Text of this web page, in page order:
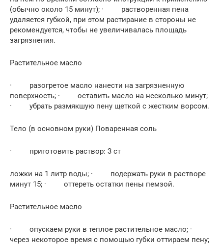
(обычно около 15 минут); · растворенная пена
удаляется губкой, при этом растирание в стороны не
рекомендуется, чтобы не увеличивалась площадь
загрязнения.
Растительное масло
· разогретое масло нанести на загрязненную
поверхность; · оставить масло на несколько минут;
· убрать размякшую пену щеткой с жестким ворсом.
Тело (в основном руки) Поваренная соль
· приготовить раствор: 3 ст
ложки на 1 литр воды; · подержать руки в растворе
минут 15; · оттереть остатки пены пемзой.
Растительное масло
· опускаем руки в теплое растительное масло; ·
через некоторое время с помощью губки оттираем пену;